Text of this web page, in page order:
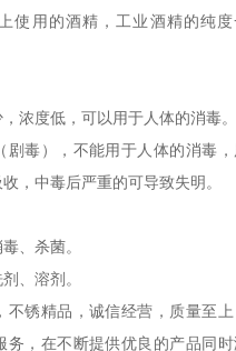
使用的酒精，工业酒精的纯度
浓度低，可以用于人体的消毒。
剧毒），不能用于人体的消毒
，中毒后严重的可导致失明。
、杀菌。
、溶剂。
不锈精品，诚信经营，质量至
务，在不断提供优良的产品同